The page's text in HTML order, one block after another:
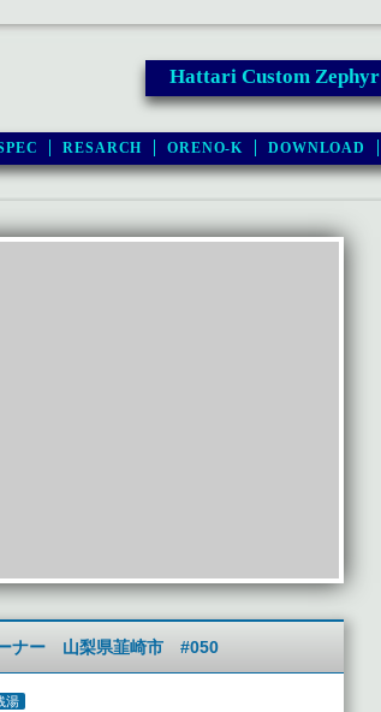
Hattari Custom Zephyr
RESARCH ORENO-K DOWNLOAD
ナー 山梨県韮崎市 #050
湯